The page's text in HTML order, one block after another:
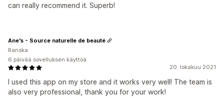
can really recommend it. Superb!
20. lokakuu 2021
I used this app on my store and it works very well! The team is
also very professional, thank you for your work!
Ane's - Source naturelle de beauté
Ranska
6 päivää sovelluksen käyttöä